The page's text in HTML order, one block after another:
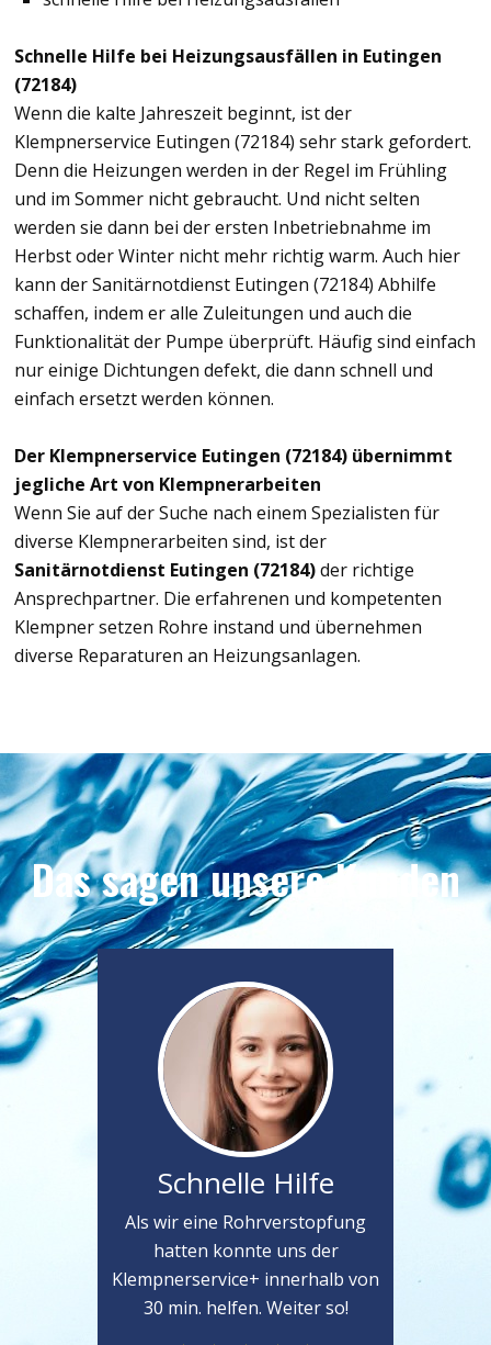
Schnelle Hilfe bei Heizungsausfällen in Eutingen
(72184)
Wenn die kalte Jahreszeit beginnt, ist der
Klempnerservice Eutingen (72184) sehr stark gefordert.
Denn die Heizungen werden in der Regel im Frühling
und im Sommer nicht gebraucht. Und nicht selten
werden sie dann bei der ersten Inbetriebnahme im
Herbst oder Winter nicht mehr richtig warm. Auch hier
kann der Sanitärnotdienst Eutingen (72184) Abhilfe
schaffen, indem er alle Zuleitungen und auch die
Funktionalität der Pumpe überprüft. Häufig sind einfach
nur einige Dichtungen defekt, die dann schnell und
einfach ersetzt werden können.
Der Klempnerservice Eutingen (72184) übernimmt
jegliche Art von Klempnerarbeiten
Wenn Sie auf der Suche nach einem Spezialisten für
diverse Klempnerarbeiten sind, ist der
Sanitärnotdienst Eutingen (72184)der richtige
Ansprechpartner. Die erfahrenen und kompetenten
Klempner setzen Rohre instand und übernehmen
diverse Reparaturen an Heizungsanlagen.
Das sagen unsere Kunden
Schnelle Hilfe
Als wir eine Rohrverstopfung
hatten konnte uns der
Klempnerservice+ innerhalb von
30 min. helfen. Weiter so!